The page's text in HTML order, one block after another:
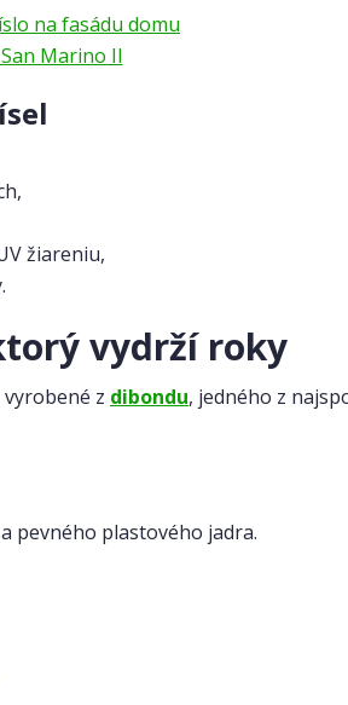
Marino II
žiareniu,
vydrží roky
z dibondu, jedného z
pevného plastového jadra.